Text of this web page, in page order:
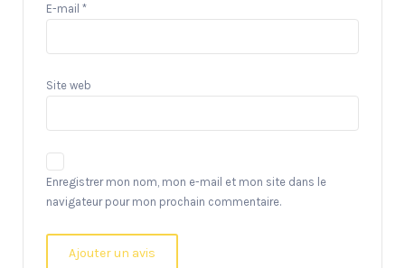
E-mail *
Site web
Enregistrer mon nom, mon e-mail et mon site dans le
navigateur pour mon prochain commentaire.